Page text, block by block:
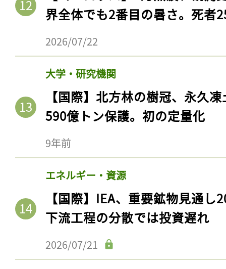
界全体でも2番目の暑さ。死者
2026/07/22
大学・研究機関
【国際】北方林の樹冠、永久
590億トン保護。初の定量化
9年前
エネルギー・資源
【国際】IEA、重要鉱物見通
下流工程の分散では投資遅れ
2026/07/21
記事をお気に入りに
ログインが必